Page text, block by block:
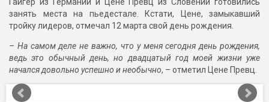
занять места на пьедестале. Кстати, Цене, замыкавший
тройку лидеров, отмечал 12 марта свой день рождения.
– На самом деле не важно, что у меня сегодня день рождения,
ведь это обычный день, но двадцатый год моей жизни уже
начался довольно успешно и необычно, – отметил Цене Превц.